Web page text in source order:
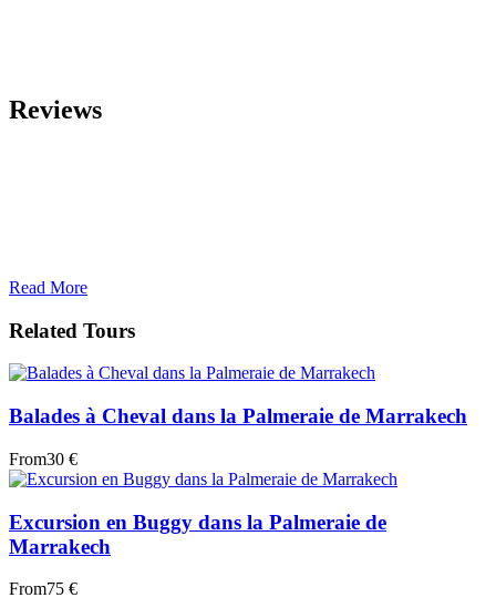
Reviews
Read More
Related Tours
Balades à Cheval dans la Palmeraie de Marrakech
From30 €
Excursion en Buggy dans la Palmeraie de
Marrakech
From75 €